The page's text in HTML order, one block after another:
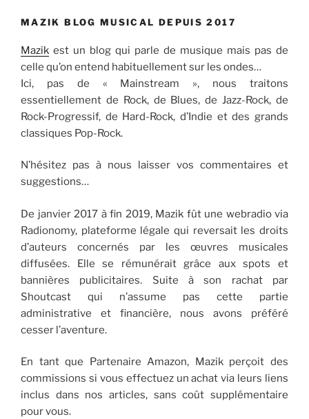
MAZIK BLOG MUSICAL DEPUIS 2017
Mazik est un blog qui parle de musique mais pas de
celle qu’on entend habituellement sur les ondes…
Ici, pas de « Mainstream », nous traitons
essentiellement de Rock, de Blues, de Jazz-Rock, de
Rock-Progressif, de Hard-Rock, d’Indie et des grands
classiques Pop-Rock.
N’hésitez pas à nous laisser vos commentaires et
suggestions…
De janvier 2017 à fin 2019, Mazik fût une webradio via
Radionomy, plateforme légale qui reversait les droits
d’auteurs concernés par les œuvres musicales
diffusées. Elle se rémunérait grâce aux spots et
bannières publicitaires. Suite à son rachat par
Shoutcast qui n’assume pas cette partie
administrative et financière, nous avons préféré
cesser l’aventure.
En tant que Partenaire Amazon, Mazik perçoit des
commissions si vous effectuez un achat via leurs liens
inclus dans nos articles, sans coût supplémentaire
pour vous.